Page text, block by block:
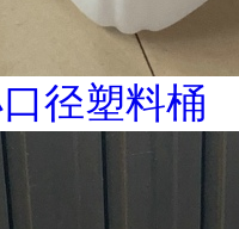
径塑料桶